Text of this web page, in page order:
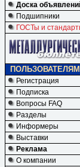
Доска
Подшипники
ГОСТы и
ПОЛЬЗОВАТЕЛЯМ
Регистрация
Подписка
Вопросы FAQ
Разделы
Информеры
Выставки
Реклама
О компании